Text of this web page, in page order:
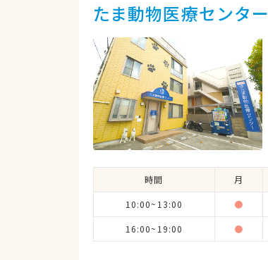
たま動物医療センター
時間 月
10:00~13:00 ●
16:00~19:00 ●